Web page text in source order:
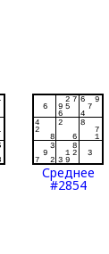
Среднее
#2854